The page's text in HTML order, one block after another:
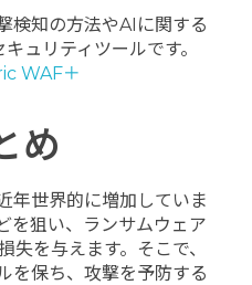
検知の方法やAIに関する
ュリティツールです。
WAF＋
め
年世界的に増加していま
を狙い、ランサムウェア
失を与えます。そこで、
を保ち、攻撃を予防する